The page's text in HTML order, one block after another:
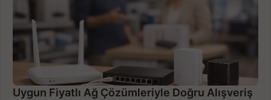
Uygun Fiyatlı Ağ Çözümleriyle Doğru Alışveriş